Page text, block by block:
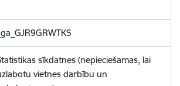
_ga_GJR9GRWTKS
sīkdatnes (nepieciešamas, lai
vietnes darbību un